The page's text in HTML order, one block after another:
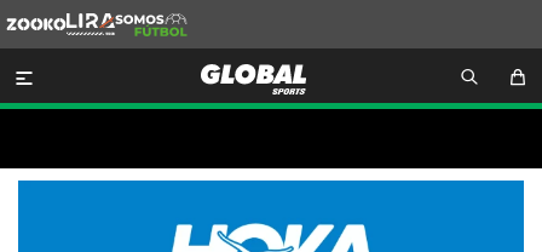
Lira
Somos
Futbol
